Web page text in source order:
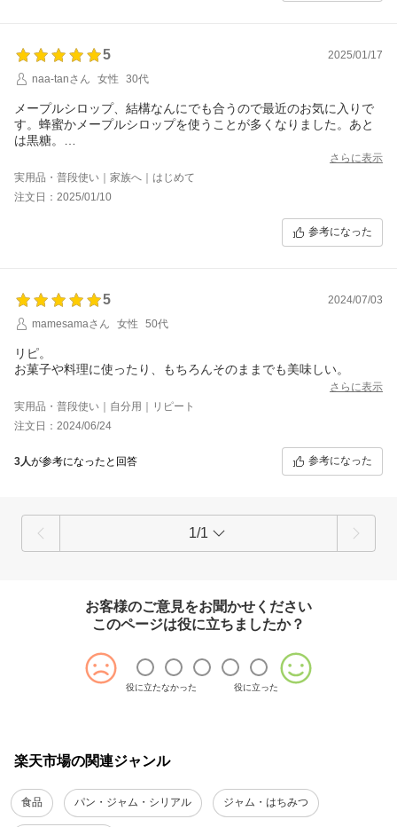
5
2025/01/17
naa-tanさん
女性 30代
メープルシロップ、結構なんにでも合うので最近のお気に入りで
す。蜂蜜かメープルシロップを使うことが多くなりました。あと
は黒糖。
さらに表示
実用品・普段使い｜家族へ｜はじめて
注文日：2025/01/10
参考になった
5
2024/07/03
mamesamaさん
女性 50代
リピ。
お菓子や料理に使ったり、もちろんそのままでも美味しい。
さらに表示
実用品・普段使い｜自分用｜リピート
注文日：2024/06/24
3人が参考になったと回答 参考になった
1/1
お客様のご意見をお聞かせください
このページは役に立ちましたか？
役に立たなかった 役に立った
楽天市場の関連ジャンル
食品 パン・ジャム・シリアル ジャム・はちみつ